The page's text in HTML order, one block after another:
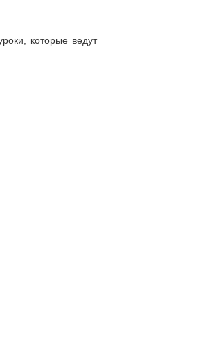
которые ведут